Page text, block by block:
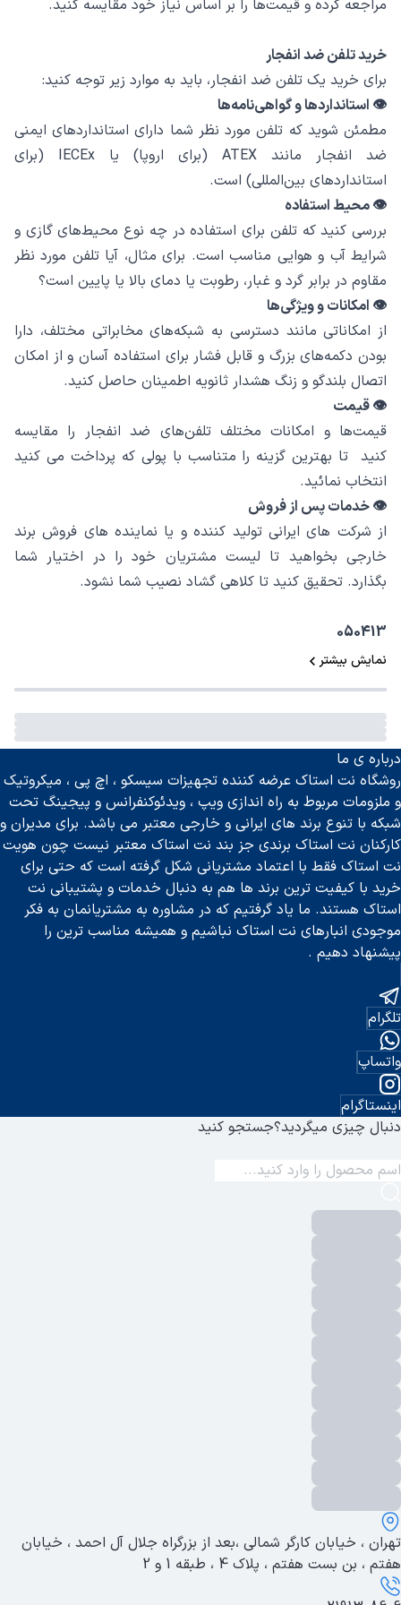
مراجعه کرده و قیمت‌ها را بر اساس نیاز خود مقایسه کنید.
خرید تلفن ضد انفجار
برای خرید یک تلفن ضد انفجار، باید به موارد زیر توجه کنید:
👁 استانداردها و گواهی‌نامه‌ها
مطمئن شوید که تلفن مورد نظر شما دارای استانداردهای ایمنی
ضد انفجار مانند ATEX (برای اروپا) یا IECEx (برای
استانداردهای بین‌المللی) است.
👁 محیط استفاده
بررسی کنید که تلفن برای استفاده در چه نوع محیط‌های گازی و
شرایط آب و هوایی مناسب است. برای مثال، آیا تلفن مورد نظر
مقاوم در برابر گرد و غبار، رطوبت یا دمای بالا یا پایین است؟
👁 امکانات و ویژگی‌ها
از امکاناتی مانند دسترسی به شبکه‌های مخابراتی مختلف، دارا
بودن دکمه‌های بزرگ و قابل فشار برای استفاده آسان و از امکان
اتصال بلندگو و زنگ هشدار ثانویه اطمینان حاصل کنید.
👁 قیمت
قیمت‌ها و امکانات مختلف تلفن‌های ضد انفجار را مقایسه
کنید تا بهترین گزینه را متناسب با پولی که پرداخت می کنید
انتخاب نمائید.
👁 خدمات پس از فروش
از شرکت های ایرانی تولید کننده و یا نماینده های فروش برند
خارجی بخواهید تا لیست مشتریان خود را در اختیار شما
بگذارد. تحقیق کنید تا کلاهی گشاد نصیب شما نشود.
050413
نمایش بیشتر
درباره ی ما
روشگاه نت استاک عرضه کننده تجهیزات سیسکو ، اچ پی ، میکروتیک
و ملزومات مربوط به راه اندازی ویپ ، ویدئوکنفرانس و پیجینگ تحت
شبکه با تنوع برند های ایرانی و خارجی معتبر می باشد. برای مدیران و
کارکنان نت استاک برندی جز بند نت استاک معتبر نیست چون هویت
نت استاک فقط با اعتماد مشتریانی شکل گرفته است که حتی برای
خرید با کیفیت ترین برند ها هم به دنبال خدمات و پشتیبانی نت
استاک هستند. ما یاد گرفتیم که در مشاوره به مشتریانمان به فکر
موجودی انبارهای نت استاک نباشیم و همیشه مناسب ترین را
پیشنهاد دهیم .
تلگرام
واتساپ
اینستاگرام
دنبال چیزی میگردید؟جستجو کنید
تهران ، خیابان کارگر شمالی ،بعد از بزرگراه جلال آل احمد ، خیابان
هفتم ، بن بست هفتم ، پلاک 4 ، طبقه 1 و 2